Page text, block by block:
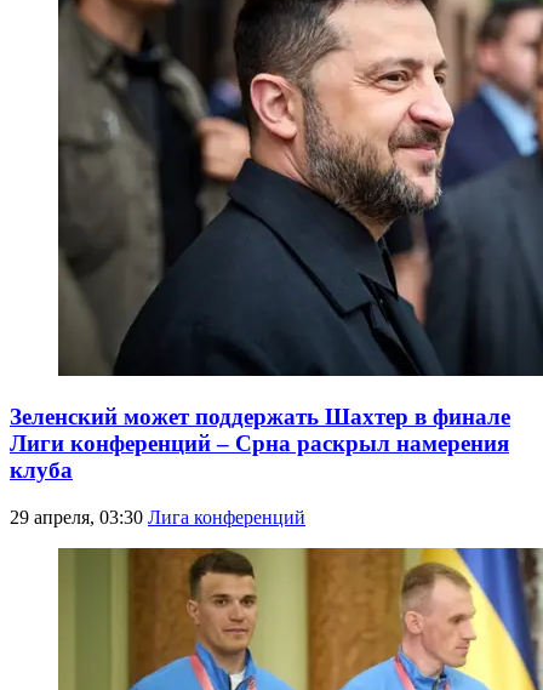
Зеленский может поддержать Шахтер в финале
Лиги конференций – Срна раскрыл намерения
клуба
29 апреля, 03:30 Лига конференций